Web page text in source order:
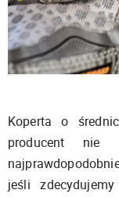
Koperta o
producent
jeśli